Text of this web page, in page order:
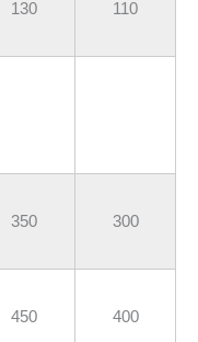
130 110
350 300
450 400